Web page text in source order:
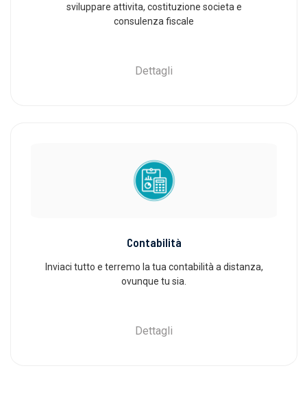
sviluppare attivita, costituzione societa e
consulenza fiscale
Dettagli
Contabilità
Inviaci tutto e terremo la tua contabilità a distanza,
ovunque tu sia.
Dettagli